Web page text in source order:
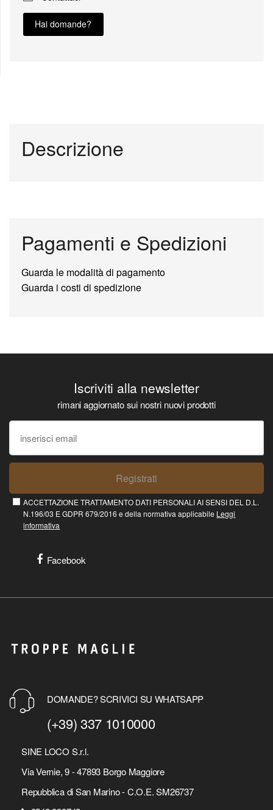
Hai domande?
Descrizione
Pagamenti e Spedizioni
Guarda le modalità di pagamento
Guarda i costi di spedizione
Iscriviti alla newsletter
rimani aggiornato sui nostri nuovi prodotti
Registrati
ACCETTAZIONE TRATTAMENTO DATI PERSONALI AI SENSI DEL D.L.
N.196/03 E GDPR 679/2016 e della normativa applicabile Leggi
informativa
Facebook
DOMANDE? SCRIVICI SU WHATSAPP
(+39) 337 1010000
SINE LOCO S.r.l.
Via Vernie, 9 - 47893 Borgo Maggiore
Repubblica di San Marino - C.O.E. SM26737